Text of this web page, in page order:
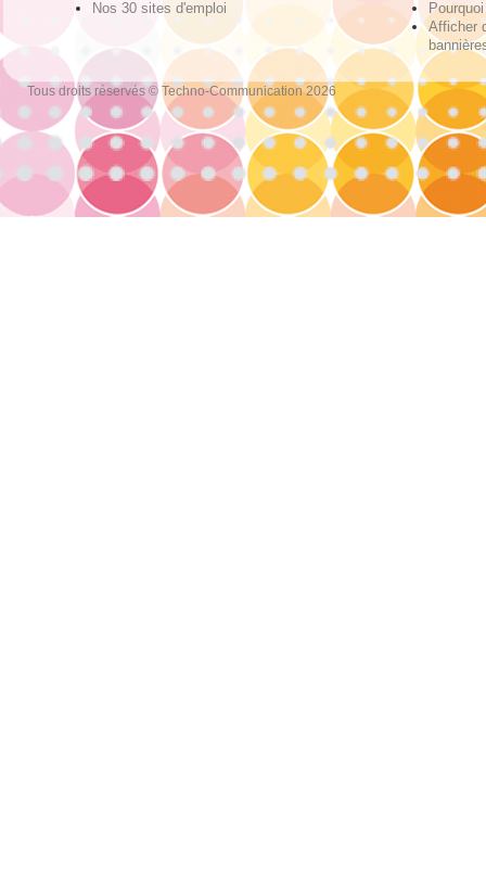
Nos 30 sites d'emploi
Afficher
Tous droits réservés © Techno-Communication 2026